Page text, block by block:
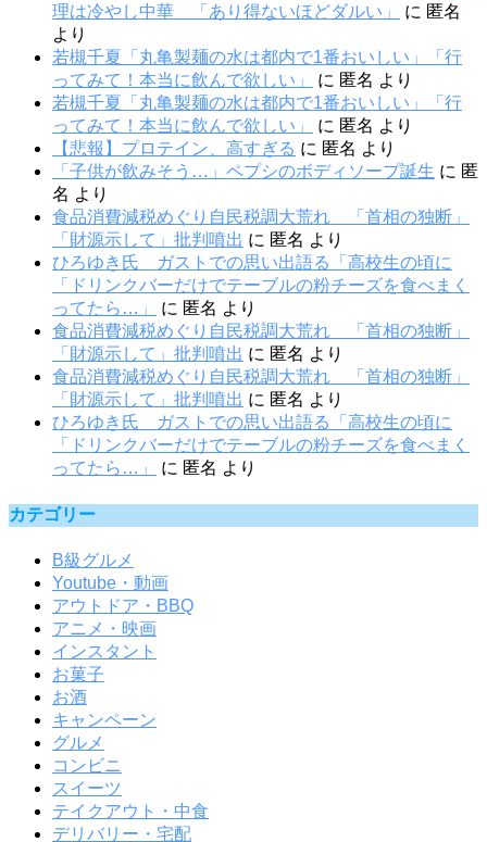
理は冷やし中華 「あり得ないほどダルい」
に 匿名
より
若槻千夏「丸亀製麺の水は都内で1番おいしい」「行
ってみて！本当に飲んで欲しい」
に 匿名 より
若槻千夏「丸亀製麺の水は都内で1番おいしい」「行
ってみて！本当に飲んで欲しい」
に 匿名 より
【悲報】プロテイン、高すぎる に 匿名 より
「子供が飲みそう…」ペプシのボディソープ誕生 に 匿
名 より
食品消費減税めぐり自民税調大荒れ 「首相の独断」
「財源示して」批判噴出 に 匿名 より
ひろゆき氏 ガストでの思い出語る「高校生の頃に
「ドリンクバーだけでテーブルの粉チーズを食べまく
ってたら…」
に 匿名 より
食品消費減税めぐり自民税調大荒れ 「首相の独断」
「財源示して」批判噴出 に 匿名 より
食品消費減税めぐり自民税調大荒れ 「首相の独断」
「財源示して」批判噴出 に 匿名 より
ひろゆき氏 ガストでの思い出語る「高校生の頃に
「ドリンクバーだけでテーブルの粉チーズを食べまく
ってたら…」
に 匿名 より
カテゴリー
B級グルメ
Youtube・動画
アウトドア・BBQ
アニメ・映画
インスタント
お菓子
お酒
キャンペーン
グルメ
コンビニ
スイーツ
テイクアウト・中食
デリバリー・宅配